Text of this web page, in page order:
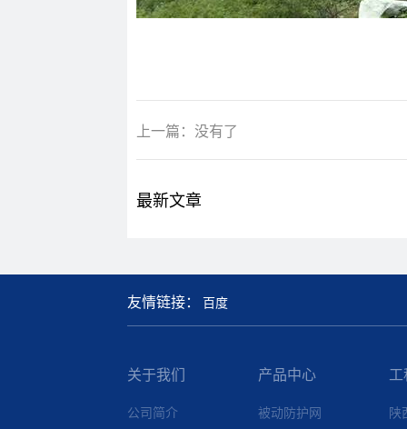
上一篇：没有了
最新文章
友情链接： 百度
关于我们
公司简介
产品中心
被动防护网
陕